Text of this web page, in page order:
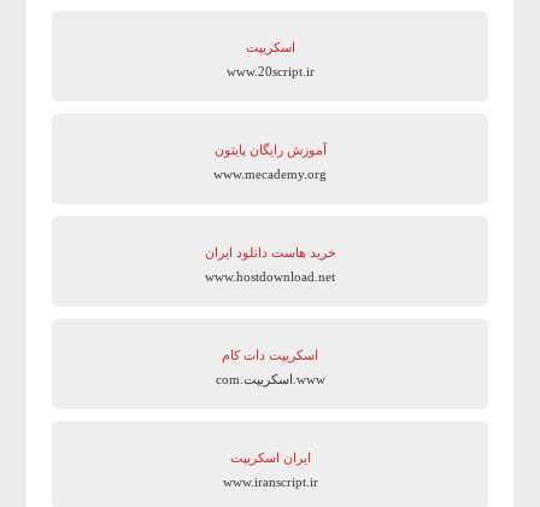
اسکریپت
www.20script.ir
آموزش رایگان پایتون
www.mecademy.org
خرید هاست دانلود ایران
www.hostdownload.net
اسکریپت دات کام
www.اسکریپت.com
ایران اسکریپت
www.iranscript.ir